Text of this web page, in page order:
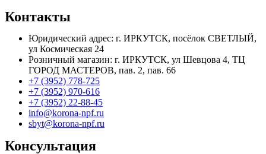
Контакты
Юридический адрес: г. ИРКУТСК, посёлок СВЕТЛЫЙ,
ул Космическая 24
Розничный магазин: г. ИРКУТСК, ул Шевцова 4, ТЦ
ГОРОД МАСТЕРОВ, пав. 2, пав. 66
+7 (3952) 778-725
+7 (3952) 970-616
+7 (3952) 22-88-45
info@korona-npf.ru
sbyt@korona-npf.ru
Консультация